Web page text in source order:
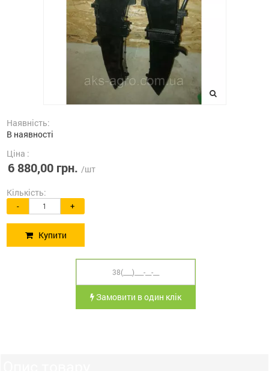
Наявність:
В наявності
Ціна :
6 880,00 грн. /шт
Кількість:
- +
Купити
Замовити в один клік